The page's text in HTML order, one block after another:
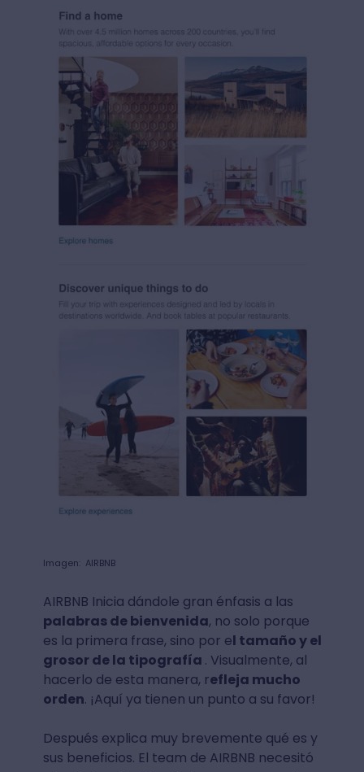
Imagen: AIRBNB
AIRBNB Inicia dándole gran énfasis a las
palabras de bienvenida, no solo porque
es la primera frase, sino por el tamaño y el
grosor de la tipografía . Visualmente, al
hacerlo de esta manera, refleja mucho
orden. ¡Aquí ya tienen un punto a su favor!
Después explica muy brevemente qué es y
sus beneficios. El team de AIRBNB necesitó